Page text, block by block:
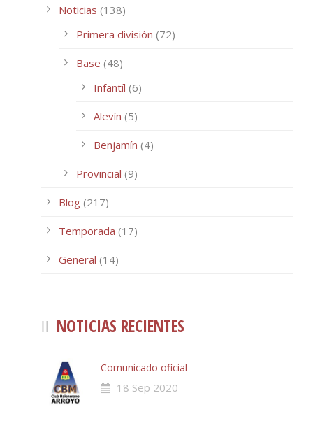
Noticias (138)
Primera división (72)
Base (48)
Infantíl (6)
Alevín (5)
Benjamín (4)
Provincial (9)
Blog (217)
Temporada (17)
General (14)
NOTICIAS RECIENTES
Comunicado oficial
18 Sep 2020